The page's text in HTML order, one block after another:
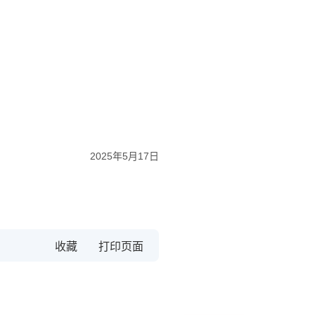
2025年5月17日
收藏